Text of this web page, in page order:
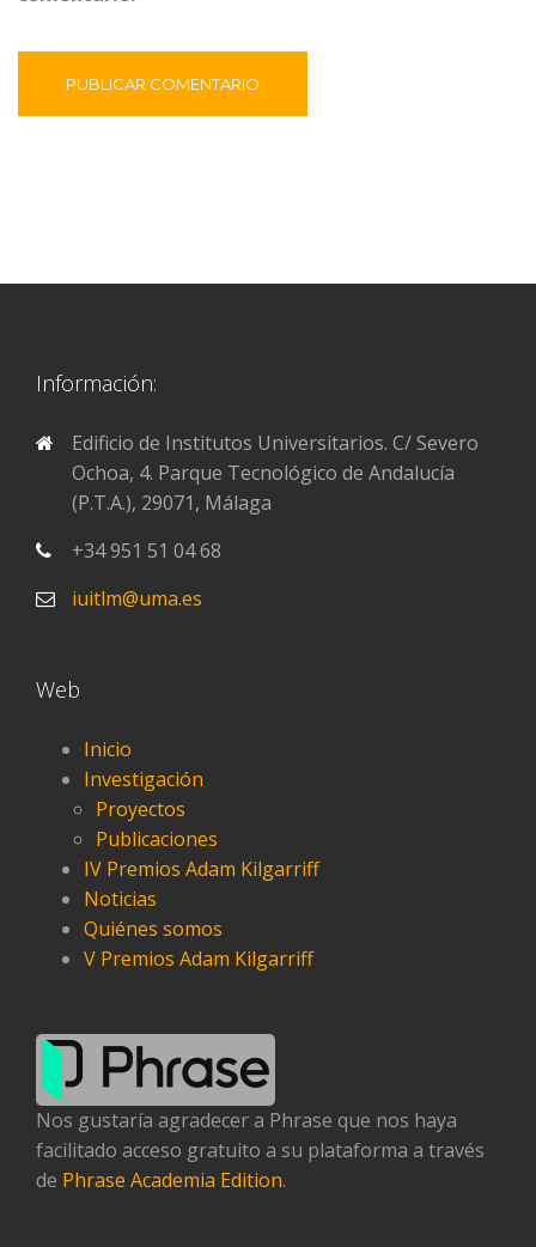
Información:
Edificio de Institutos Universitarios. C/ Severo
Ochoa, 4. Parque Tecnológico de Andalucía
(P.T.A.), 29071, Málaga
+34 951 51 04 68
iuitlm@uma.es
Web
Inicio
Investigación
Proyectos
Publicaciones
IV Premios Adam Kilgarriff
Noticias
Quiénes somos
V Premios Adam Kilgarriff
Nos gustaría agradecer a Phrase que nos haya
facilitado acceso gratuito a su plataforma a través
de Phrase Academia Edition.